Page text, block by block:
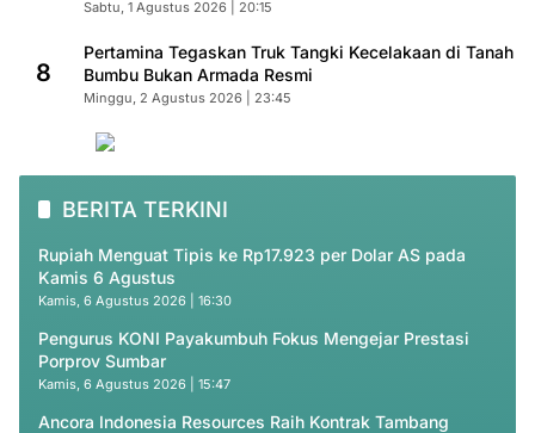
Sabtu, 1 Agustus 2026 | 20:15
8
Pertamina Tegaskan Truk Tangki Kecelakaan di Tanah
Bumbu Bukan Armada Resmi
Minggu, 2 Agustus 2026 | 23:45
BERITA TERKINI
Rupiah Menguat Tipis ke Rp17.923 per Dolar AS pada
Kamis 6 Agustus
Kamis, 6 Agustus 2026 | 16:30
Pengurus KONI Payakumbuh Fokus Mengejar Prestasi
Porprov Sumbar
Kamis, 6 Agustus 2026 | 15:47
Ancora Indonesia Resources Raih Kontrak Tambang